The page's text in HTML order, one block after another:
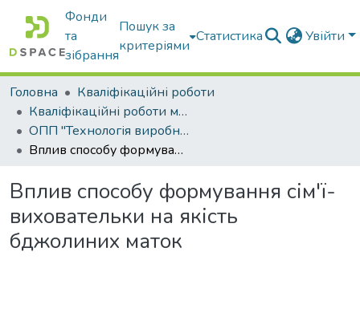
Фонди
та
зібрання
Пошук за
критеріями
Статистика Увійти
Головна
Кваліфікаційні роботи
Кваліфікаційні роботи магістрів
ОПП "Технологія виробництва і переробки продукції тваринництва"
Вплив способу формування сім'ї-виховательки на якість бджолиних маток
Вплив способу формування сім'ї-
виховательки на якість
бджолиних маток